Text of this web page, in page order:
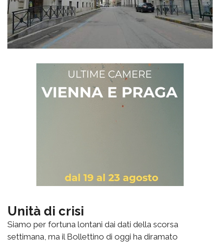
Unità di crisi
Siamo per fortuna lontani dai dati della scorsa
settimana, ma il Bollettino di oggi ha diramato